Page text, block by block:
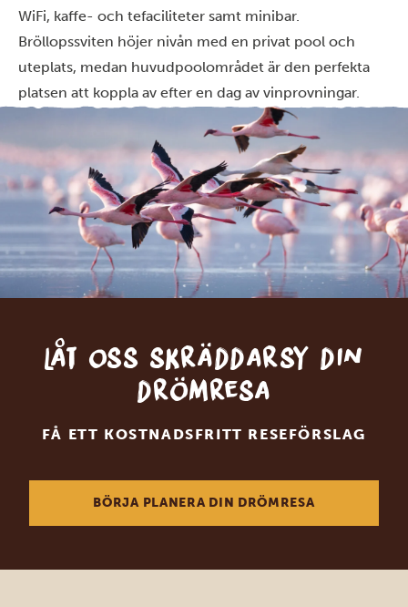
WiFi, kaffe- och tefaciliteter samt minibar.
Bröllopssviten höjer nivån med en privat pool och
uteplats, medan huvudpoolområdet är den perfekta
platsen att koppla av efter en dag av vinprovningar.
Låt oss skräddarsy din
drömresa
FÅ ETT KOSTNADSFRITT RESEFÖRSLAG
BÖRJA PLANERA DIN DRÖMRESA